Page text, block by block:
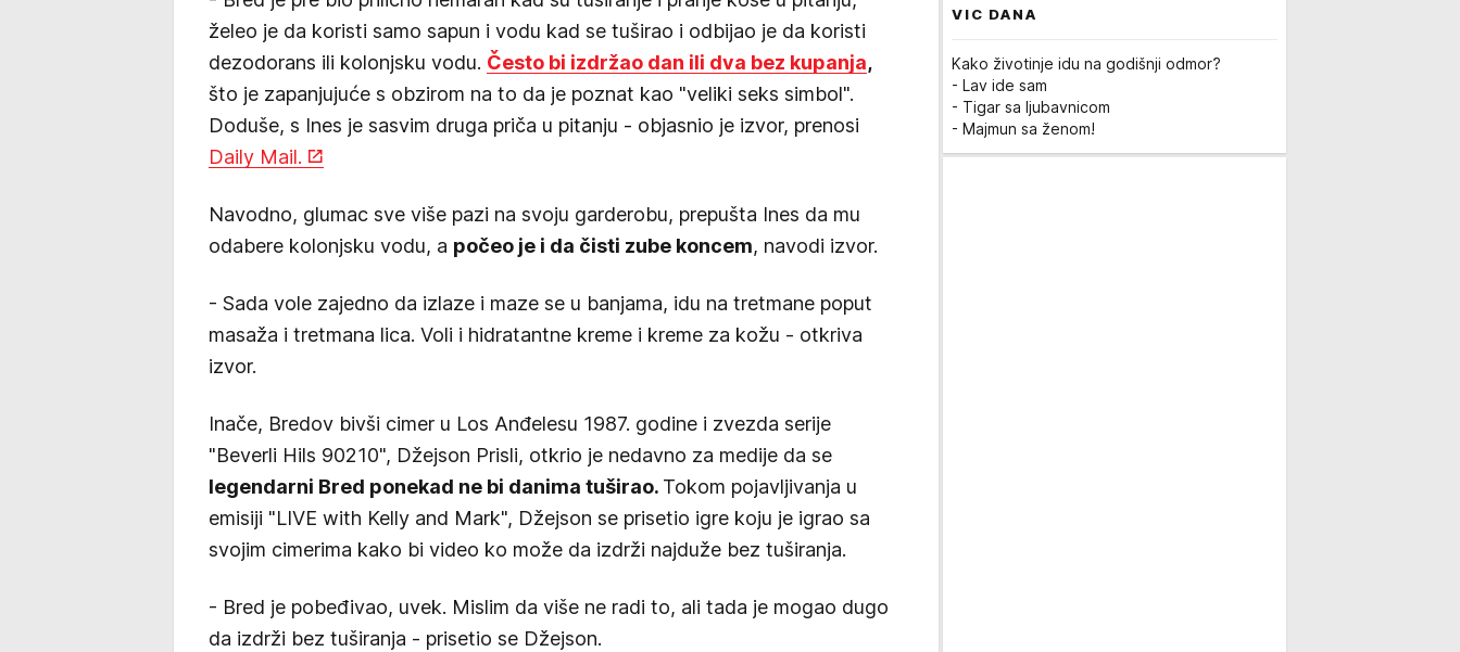
želeo je da koristi samo sapun i vodu kad se tuširao i odbijao je da koristi
dezodorans ili kolonjsku vodu. Često bi izdržao dan ili dva bez kupanja,
što je zapanjujuće s obzirom na to da je poznat kao "veliki seks simbol".
Doduše, s Ines je sasvim druga priča u pitanju - objasnio je izvor, prenosi
Daily Mail.
Navodno, glumac sve više pazi na svoju garderobu, prepušta Ines da mu
odabere kolonjsku vodu, a počeo je i da čisti zube koncem, navodi izvor.
- Sada vole zajedno da izlaze i maze se u banjama, idu na tretmane poput
masaža i tretmana lica. Voli i hidratantne kreme i kreme za kožu - otkriva
izvor.
Inače, Bredov bivši cimer u Los Anđelesu 1987. godine i zvezda serije
"Beverli Hils 90210", Džejson Prisli, otkrio je nedavno za medije da se
legendarni Bred ponekad ne bi danima tuširao. Tokom pojavljivanja u
emisiji "LIVE with Kelly and Mark", Džejson se prisetio igre koju je igrao sa
svojim cimerima kako bi video ko može da izdrži najduže bez tuširanja.
- Bred je pobeđivao, uvek. Mislim da više ne radi to, ali tada je mogao dugo
da izdrži bez tuširanja - prisetio se Džejson.
VIC DANA
Kako životinje idu na godišnji odmor?
- Lav ide sam
- Tigar sa ljubavnicom
- Majmun sa ženom!